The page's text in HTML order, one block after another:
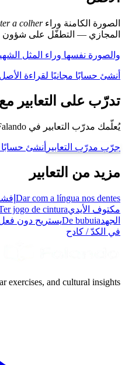
الصورة الكامنة وراءa colher
المجازي — التطفّل على شؤون
والصورة نفسها وراء المثل
أنشئ حسابًا مجانيًا لقراءة
تدرّب على التعابير
يُعلّمك مدرّب التعابير في Falando التعرّف على معاني التعابير وتكوين جُمل باستخدامها، كي تتحدّث كبرازيلي.
جرّب مدرّب التعابير أنشئ حسابًا
مزيد من التعابير
Dar com a língua nos dentes
مكتوف الأيديjogo de cintura
الجهدDe bubuiaيستريح دون
في الكدّ / كادح
exercises, and cultural insights.